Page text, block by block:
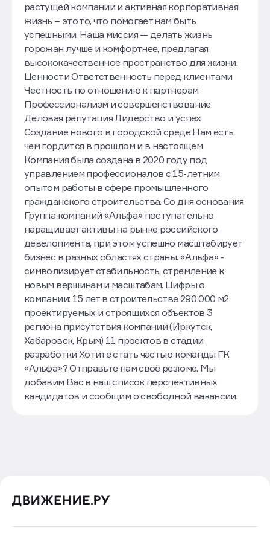
растущей компании и активная корпоративная
жизнь – это то, что помогает нам быть
успешными. Наша миссия — делать жизнь
горожан лучше и комфортнее, предлагая
высококачественное пространство для жизни.
Ценности Ответственность перед клиентами
Честность по отношению к партнерам
Профессионализм и совершенствование
Деловая репутация Лидерство и успех
Создание нового в городской среде Нам есть
чем гордится в прошлом и в настоящем
Компания была создана в 2020 году под
управлением профессионалов с 15-летним
опытом работы в сфере промышленного
гражданского строительства. Со дня основания
Группа компаний «Альфа» поступательно
наращивает активы на рынке российского
девелопмента, при этом успешно масштабирует
бизнес в разных областях страны. «Альфа» -
символизирует стабильность, стремление к
новым вершинам и масштабам. Цифры о
компании: 15 лет в строительстве 290 000 м2
проектируемых и строящихся объектов 3
региона присутствия компании (Иркутск,
Хабаровск, Крым) 11 проектов в стадии
разработки Хотите стать частью команды ГК
«Альфа»? Отправьте нам своё резюме. Мы
добавим Вас в наш список перспективных
кандидатов и сообщим о свободной вакансии.